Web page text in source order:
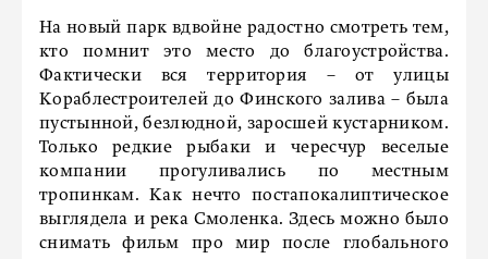
На новый парк вдвойне радостно смотреть тем,
кто помнит это место до благоустройства.
Фактически вся территория – от улицы
Кораблестроителей до Финского залива – была
пустынной, безлюдной, заросшей кустарником.
Только редкие рыбаки и чересчур веселые
компании прогуливались по местным
тропинкам. Как нечто постапокалиптическое
выглядела и река Смоленка. Здесь можно было
снимать фильм про мир после глобального